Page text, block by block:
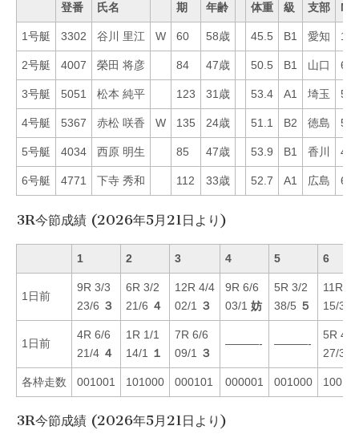
登番 氏名 期 年齢 体重 級 支部 Mo
1号艇 3302 谷川 里江 W 60 58歳 45.5 B1 愛知 14
2号艇 4007 榮田 将彦 84 47歳 50.5 B1 山口 62
3号艇 5051 松本 純平 123 31歳 53.4 A1 埼玉 51
4号艇 5367 赤松 咲香 W 135 24歳 51.1 B2 徳島 59
5号艇 4034 西原 明生 85 47歳 53.9 B1 香川 44
6号艇 4771 下寺 秀和 112 33歳 52.7 A1 広島 68
3R今節成績 (2026年5月21日より)
1 2 3 4 5 6
1日前
9R 3/3
23/6 ３
6R 3/2
21/6 ４
12R 4/4
02/1
３
9R 6/6
03/1 妨
5R 3/2
38/5 ５
11R 1/
15/3
1日前
4R 6/6
21/4 ４
1R 1/1
14/1
１
7R 6/6
09/1
３
———- ———-
5R 4/3
27/3
各枠走数 001001 101000 000101 000001 001000
3R今節成績 (2026年5月21日より)